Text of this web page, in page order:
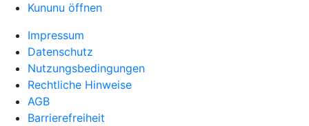
Kununu öffnen
Impressum
Datenschutz
Nutzungsbedingungen
Rechtliche Hinweise
AGB
Barrierefreiheit